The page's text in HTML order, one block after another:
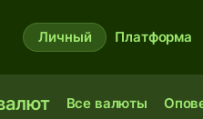
Личный Платформа
Все валюты